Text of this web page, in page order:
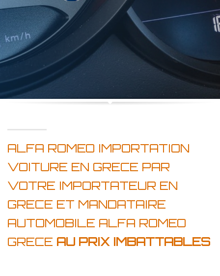
ALFA ROMEO IMPORTATION
VOITURE EN GRECE PAR
VOTRE IMPORTATEUR EN
GRECE ET MANDATAIRE
AUTOMOBILE ALFA ROMEO
GRECE AU PRIX IMBATTABLES